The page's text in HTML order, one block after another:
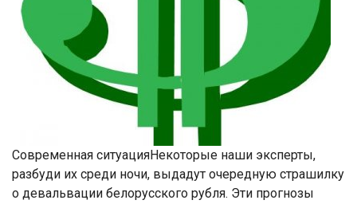
Современная ситуация­Некоторые наши эксперты,
разбуди их среди ночи, выдадут очередную страшилку
о девальвации белорусского рубля. Эти прогнозы